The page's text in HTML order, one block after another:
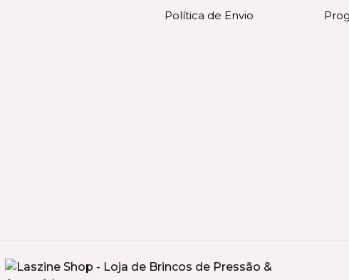
Política de Envio